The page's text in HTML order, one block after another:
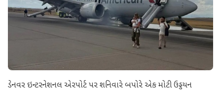
ડેનવર ઇન્ટરનેશનલ એરપોર્ટ પર શનિવારે બપોરે એક મોટી ઉડ્ડયન